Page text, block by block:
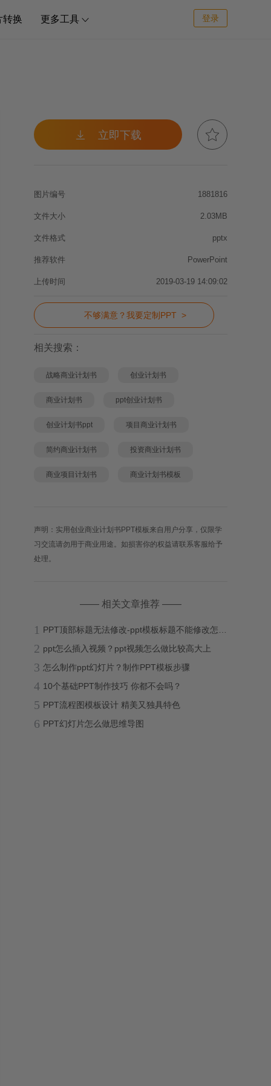
转换 更多工具  登录
 立即下载 
图片编号 1881816
文件大小 2.03MB
文件格式 pptx
推荐软件 PowerPoint
上传时间 2019-03-19 14:09:02
不够满意？我要定制PPT >
相关搜索：
战略商业计划书 创业计划书
商业计划书 ppt创业计划书
创业计划书ppt 项目商业计划书
简约商业计划书 投资商业计划书
商业项目计划书 商业计划书模板
声明：实用创业商业计划书PPT模板来自用户分享，仅限学
习交流请勿用于商业用途。如损害你的权益请联系客服给予
处理。
—— 相关文章推荐 ——
1 PPT顶部标题无法修改-ppt模板标题不能修改怎么办？
2 ppt怎么插入视频？ppt视频怎么做比较高大上
3 怎么制作ppt幻灯片？制作PPT模板步骤
4 10个基础PPT制作技巧 你都不会吗？
5 PPT流程图模板设计 精美又独具特色
6 PPT幻灯片怎么做思维导图